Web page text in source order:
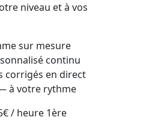
niveau et à vos
sur mesure
continu
corrigés en direct
à votre rythme
/ heure 1ère